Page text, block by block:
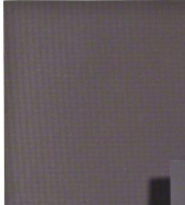
گن
گن